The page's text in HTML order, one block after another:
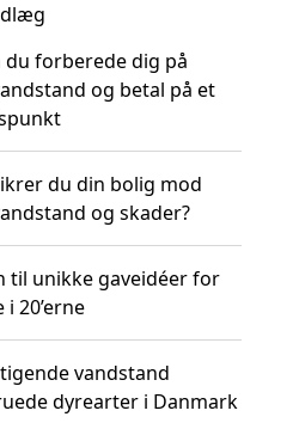
du forberede dig på
og betal på et
du din bolig mod
og skader?
til unikke gaveidéer for
20’erne
vandstand
dyrearter i Danmark